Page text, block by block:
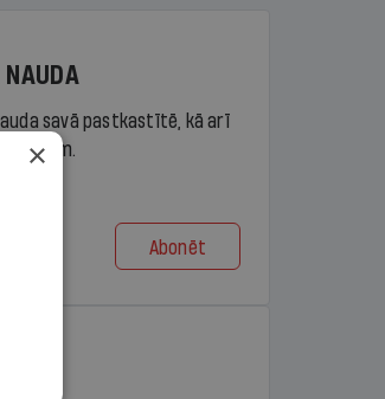
NAUDA
savā pastkastītē, kā arī
saturam.
Abonēt
×